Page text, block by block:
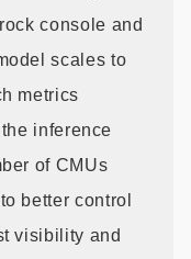
console and
scales to
metrics
inference
of CMUs
better control
visibility and